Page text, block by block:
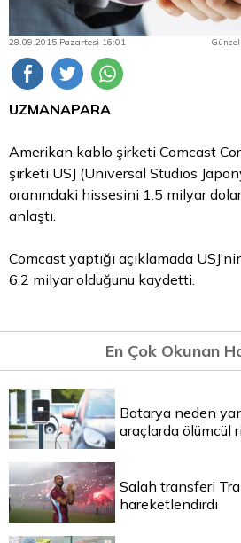
28.09.2015 Pazartesi 16:01
UZMANAPARA
Amerikan kablo şirketi Comcast
şirketi USJ (Universal Studios
oranındaki hissesini 1.5 milyar
anlaştı.
Comcast yaptığı açıklamada
6.2 milyar olduğunu kaydetti.
En Çok Okunan
Batarya neden
araçlarda ölümcül
Salah transferi
hareketlendirdi